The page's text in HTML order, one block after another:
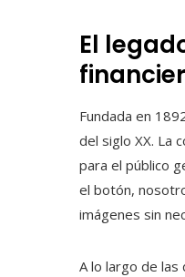
El
Fundada en
del siglo XX. La
para el público
el botón,
imágenes sin
A lo largo de las